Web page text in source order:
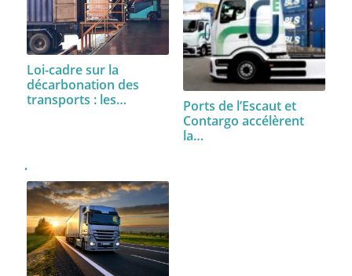
Loi-cadre sur la
décarbonation des
transports : les…
Ports de l’Escaut et
Contargo accélèrent
la…